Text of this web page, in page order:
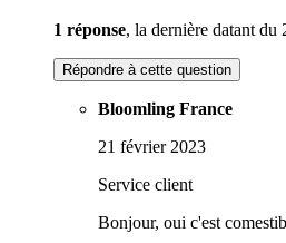
1 réponse, la dernière datant du
Répondre à cette question
Bloomling France
21 février 2023
Service client
Bonjour, oui c'est